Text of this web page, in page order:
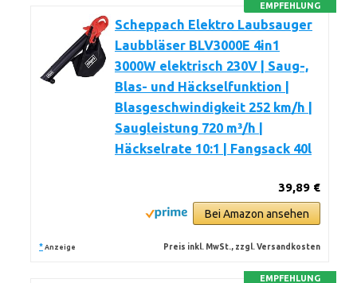
EMPFEHLUNG
Scheppach Elektro Laubsauger
Laubbläser BLV3000E 4in1
3000W elektrisch 230V | Saug-,
Blas- und Häckselfunktion |
Blasgeschwindigkeit 252 km/h |
Saugleistung 720 m³/h |
Häckselrate 10:1 | Fangsack 40l
39,89 €
Bei Amazon ansehen
* Anzeige Preis inkl. MwSt., zzgl. Versandkosten
EMPFEHLUNG